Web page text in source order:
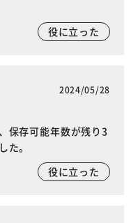
役に立った
2024/05/28
保存可能年数が残り3
た。
役に立った